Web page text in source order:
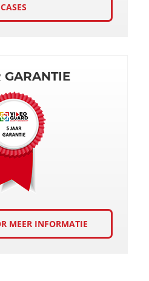
CASES
GARANTIE
MEER INFORMATIE